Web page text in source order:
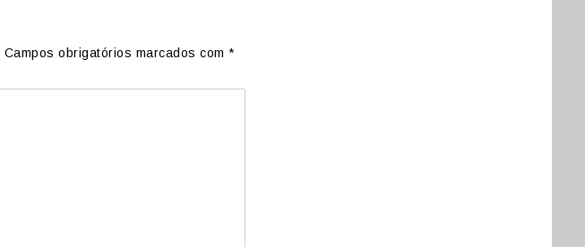
Campos obrigatórios marcados com *